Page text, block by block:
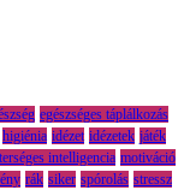
egészséges táplálkozás
higiénia idézet idézetek játék
intelligencia motiváció
rák siker spórolás stressz